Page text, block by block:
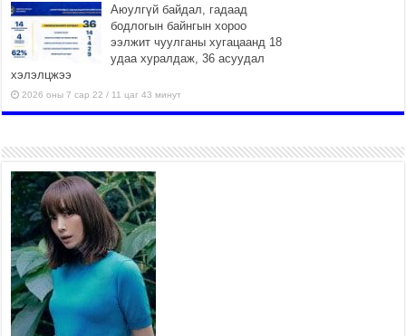
Аюулгүй байдал, гадаад
бодлогын байнгын хороо
ээлжит чуулганы хугацаанд 18
удаа хуралдаж, 36 асуудал
хэлэлцжээ
2026 оны 7 сар 22 / 11 цаг 43 минут
боломжтой-Хүүхэд хөгжүүлэх
төв” байгуулах төсөлд төр,
хувийн хэвшлийн түншлэлийн хүрээнд хамтран
ажиллахыг урьж байна
2026 оны 7 сар 22 / 9 цаг 28 минут
Б.Пүрэвдагва: “Урт цагаан”-ыг
залуучууд чөлөөт цагаа
өнгөрүүлдэг, жуулчид зорьж
ирдэг цэг болгоно
2026 оны 7 сар 21 / 16 цаг 47 минут